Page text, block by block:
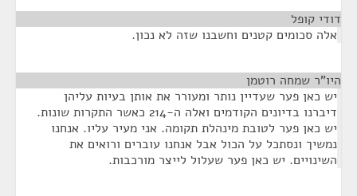
דודי קופל
אלה סכומים קטנים וחשבנו שזה לא נכון.
היו"ר שמחה רוטמן
יש כאן פער שעדיין נותר ומעורר את אותן בעיות עליהן
דיברנו בדיונים הקודמים ואלה ה-214 כאשר התקרות שונות.
יש כאן פער לטובת מינהלת תקומה. אני מעיר עליו. אנחנו
נמשיך ונסתכל על הכול אבל אנחנו עוברים ורואים את
השינויים. יש כאן פער שעלול לייצר מורכבות.